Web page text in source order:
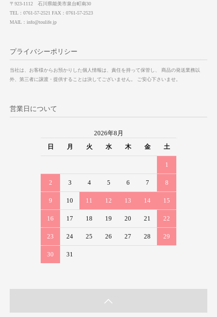
〒923-1112 石川県能美市泉台町南30
TEL：0761-57-2521 FAX：0761-57-2523
MAIL：info@toulife.jp
プライバシーポリシー
当社は、お客様からお預かりした個人情報は、責任を持って保管し、 商品の発送業務以
外、第三者に譲渡・提供することは決してございません。 ご安心下さいませ。
営業日について
2026年8月
日
月 火 水 木 金 土
1
2 3 4 5 6 7 8
9 10 11 12 13 14 15
16 17 18 19 20 21 22
23 24 25 26 27 28 29
30 31